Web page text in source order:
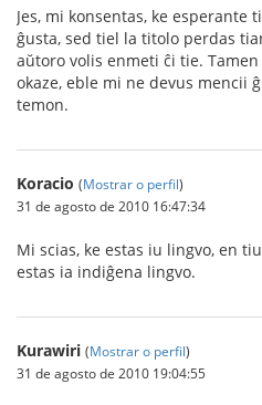
Jes, mi konsentas, ke
ĝusta, sed tiel la titolo perdas
aŭtoro volis enmeti ĉi tie.
okaze, eble mi ne devus mencii
temon.
Koracio (Mostrar o perfil)
31 de agosto de 2010 16:47:34
Mi scias, ke estas iu lingvo, en
estas ia indiĝena lingvo.
Kurawiri (Mostrar o perfil)
31 de agosto de 2010 19:04:55